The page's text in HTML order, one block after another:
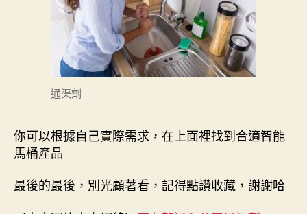
通渠劑
你可以根據自己實際需求，在上面裡找到合適智能
馬桶產品
最後的最後，別光顧著看，記得點讚收藏，謝謝哈